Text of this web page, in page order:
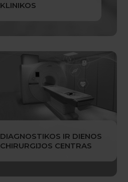
KLINIKOS
DIAGNOSTIKOS IR DIENOS
CHIRURGIJOS CENTRAS